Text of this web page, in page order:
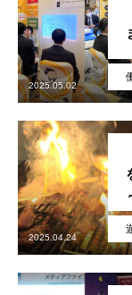
業務を知る
ITエンジニア職
その他の職種
環境を知る
残業規制
人事制度
社内システム
2025.05.02
2025.04.24